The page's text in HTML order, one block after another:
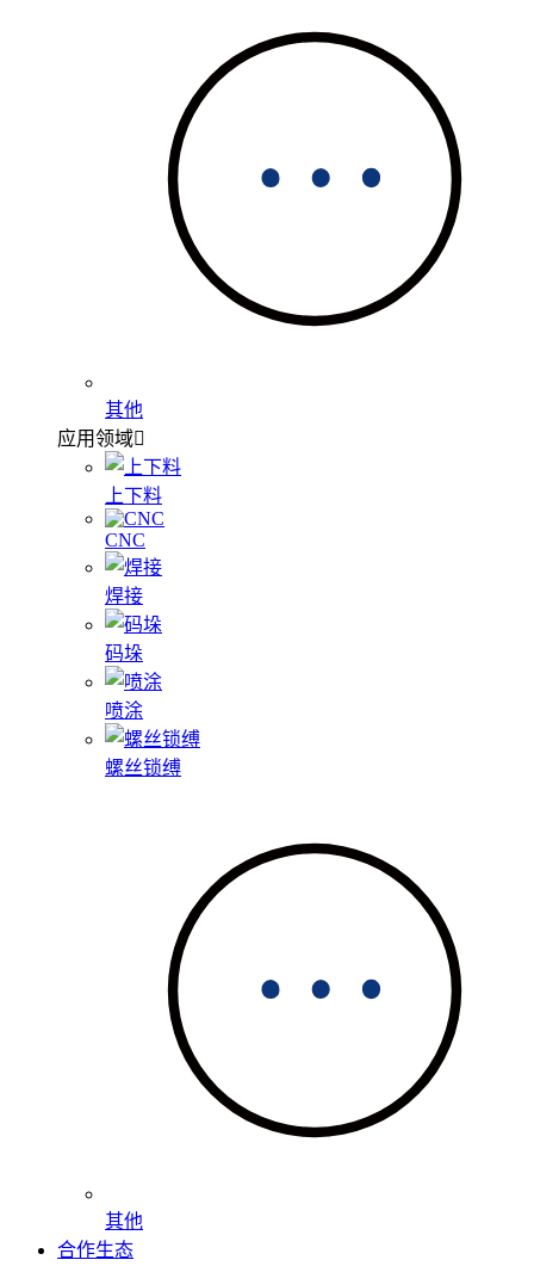
其他
应用领域
上下料
CNC
焊接
码垛
喷涂
螺丝锁缚
其他
合作生态